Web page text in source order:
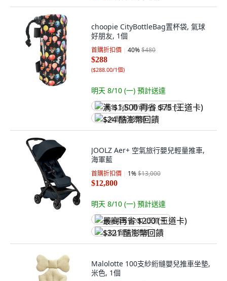
choopie CityBottleBag置杯袋, 氣球
好朋友, 1個
首購折扣價 40%$480
$288
($288.00/1個)
明天 8/10 (一) 預計送達
满 $1,500 再省 $75 (王道卡)
$24 酷澎幣回饋
JOOLZ Aer+ 空氣旅行嬰兒輕量推車,
海軍藍
首購折扣價 1%$13,000
$12,800
明天 8/10 (一) 預計送達
最高再省 $200 (王道卡)
$321 酷澎幣回饋
Malolotte 100支紗絎縫嬰兒推車坐墊,
米色, 1個